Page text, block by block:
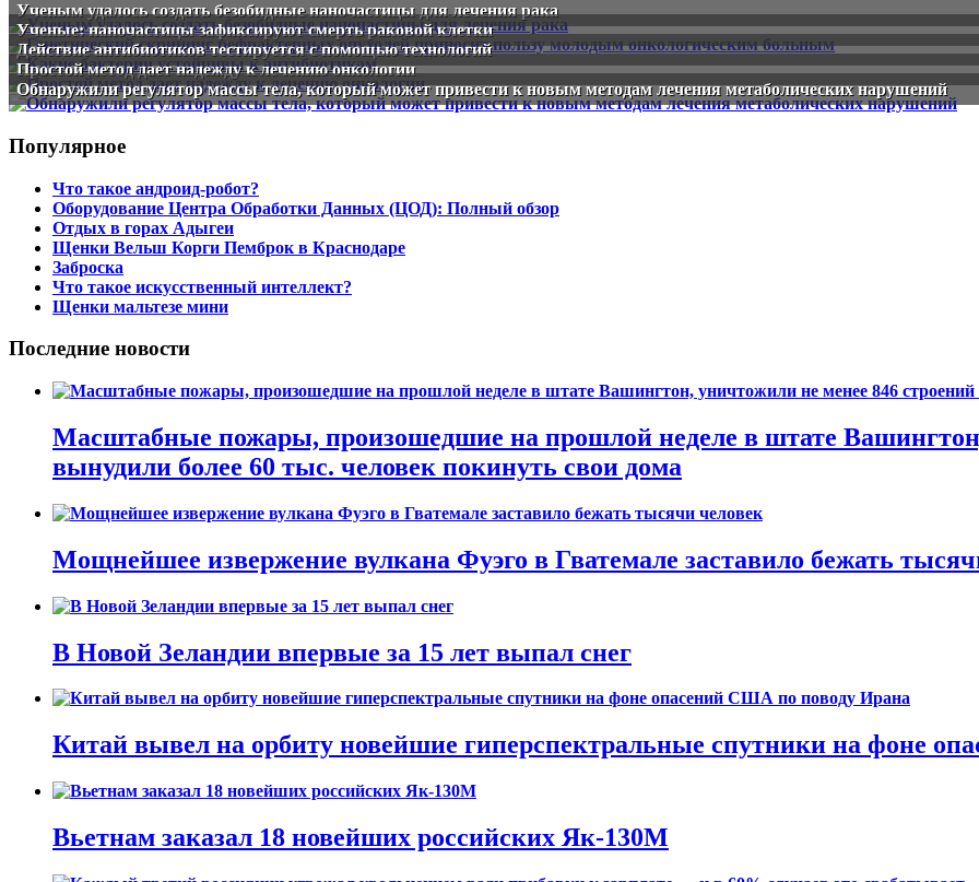
Ученым удалось создать безобидные наночастицы для лечения рака
Ученые: наночастицы зафиксируют смерть раковой клетки
Действие антибиотиков тестируется с помощью технологий
Простой метод дает надежду к лечению онкологии
Обнаружили регулятор массы тела, который может привести к новым методам лечения метаболических нарушений
Популярное
Что такое андроид-робот?
Оборудование Центра Обработки Данных (ЦОД): Полный обзор
Отдых в горах Адыгеи
Щенки Вельш Корги Пемброк в Краснодаре
Заброска
Что такое искусственный интеллект?
Щенки мальтезе мини
Последние новости
Масштабные пожары, произошедшие на прошлой неделе в штате
вынудили более 60 тыс. человек покинуть свои дома
Мощнейшее извержение вулкана Фуэго в Гватемале заставило бежать
В Новой Зеландии впервые за 15 лет выпал снег
Китай вывел на орбиту новейшие гиперспектральные спутники на фоне
Вьетнам заказал 18 новейших российских Як-130М